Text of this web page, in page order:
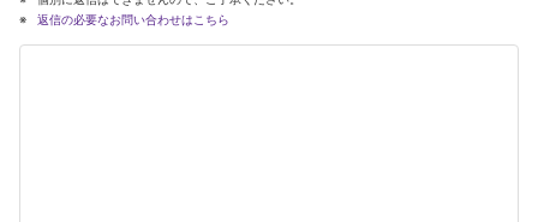
返信の必要なお問い合わせはこちら